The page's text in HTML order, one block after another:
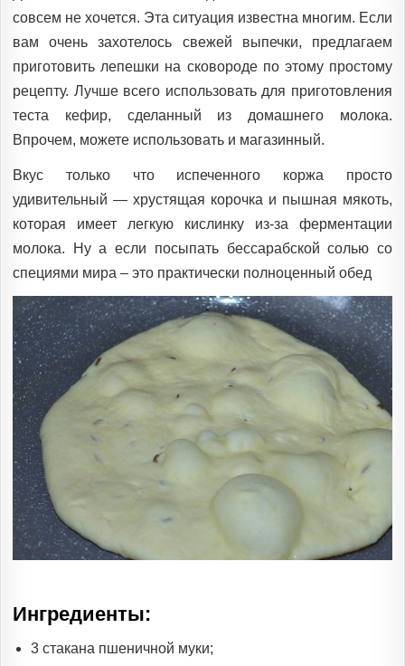
совсем не хочется. Эта ситуация известна многим. Если
вам очень захотелось свежей выпечки, предлагаем
приготовить лепешки на сковороде по этому простому
рецепту. Лучше всего использовать для приготовления
теста кефир, сделанный из домашнего молока.
Впрочем, можете использовать и магазинный.
Вкус только что испеченного коржа просто
удивительный — хрустящая корочка и пышная мякоть,
которая имеет легкую кислинку из-за ферментации
молока. Ну а если посыпать бессарабской солью со
специями мира – это практически полноценный обед
Ингредиенты:
3 стакана пшеничной муки;